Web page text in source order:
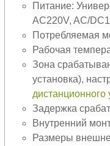
Питание:
AC220V, AC/
Потребляемая
Рабочая
Зона
установка),
дистанционного
Задержка
Внутренний
Размеры